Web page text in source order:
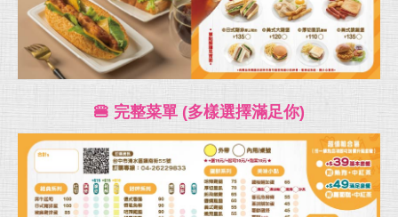
🍔 完整菜單 (多樣選擇滿足你)